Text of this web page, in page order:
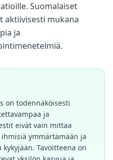
Suomalaiset
aktiivisesti mukana
ja
on todennäköisesti
ja
eivät vain mittaa
ymmärtämään ja
Tavoitteena on